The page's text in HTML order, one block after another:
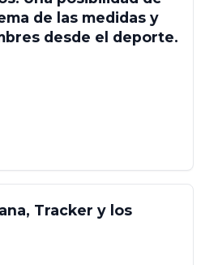
de las medidas y
desde el deporte.
Tracker y los